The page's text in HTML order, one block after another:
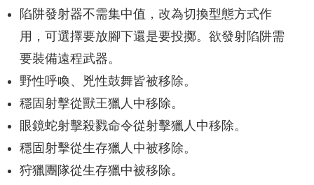
陷阱發射器不需集中值，改為切換型態方式作
用，可選擇要放腳下還是要投擲。欲發射陷阱需
要裝備遠程武器。
野性呼喚、兇性鼓舞皆被移除。
穩固射擊從獸王獵人中移除。
眼鏡蛇射擊殺戮命令從射擊獵人中移除。
穩固射擊從生存獵人中被移除。
狩獵團隊從生存獵中被移除。